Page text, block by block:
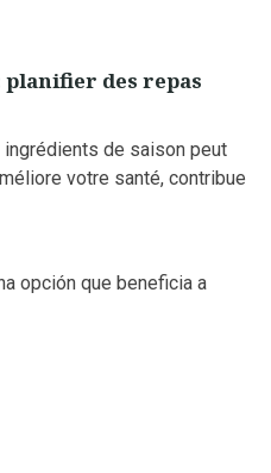
des repas
de saison peut
votre santé, contribue